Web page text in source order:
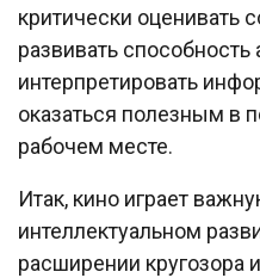
критически оценивать
развивать способность
интерпретировать
оказаться полезным в
рабочем месте.
Итак, кино играет
интеллектуальном
расширении кругозора